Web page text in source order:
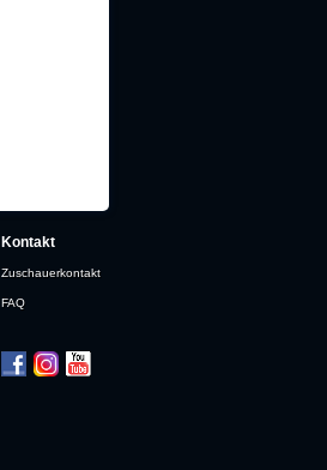
Kontakt
Zuschauerkontakt
FAQ